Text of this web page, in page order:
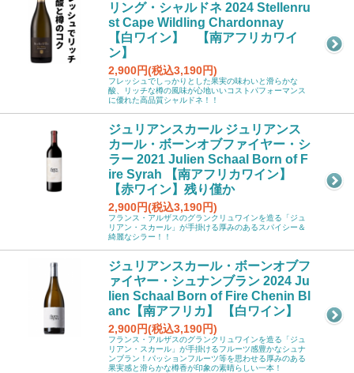
リング・シャルドネ 2024 Stellenru
st Cape Wildling Chardonnay
【白ワイン】 【南アフリカワイ
ン】
2,900円(税込3,190円)
フレッシュでしっかりとした果実の味わいと滑らかな
酸、リッチな樽の風味が心地いいコストパフォーマンス
に優れた高品質シャルドネ！！
ジュリアンスカール ジュリアンス
カール・ボーンオブファイヤー・シ
ラー 2021 Julien Schaal Born of F
ire Syrah 【南アフリカワイン】
【赤ワイン】残り僅か
2,900円(税込3,190円)
フランス・アルザスのグランクリュワインを造る「ジュ
リアン・スカール」が手掛ける厚みのあるスパイシー＆
綺麗なシラー！！
ジュリアンスカール・ボーンオブフ
ァイヤー・シュナンブラン 2024 Ju
lien Schaal Born of Fire Chenin Bl
anc【南アフリカ】 【白ワイン】
2,900円(税込3,190円)
フランス・アルザスのグランクリュワインを造る「ジュ
リアン・スカール」が手掛けるフルーツ感豊かなシュナ
ンブラン！パッションフルーツ等を思わせる厚みのある
果実感と滑らかな樽香が印象の素晴らしい一本！